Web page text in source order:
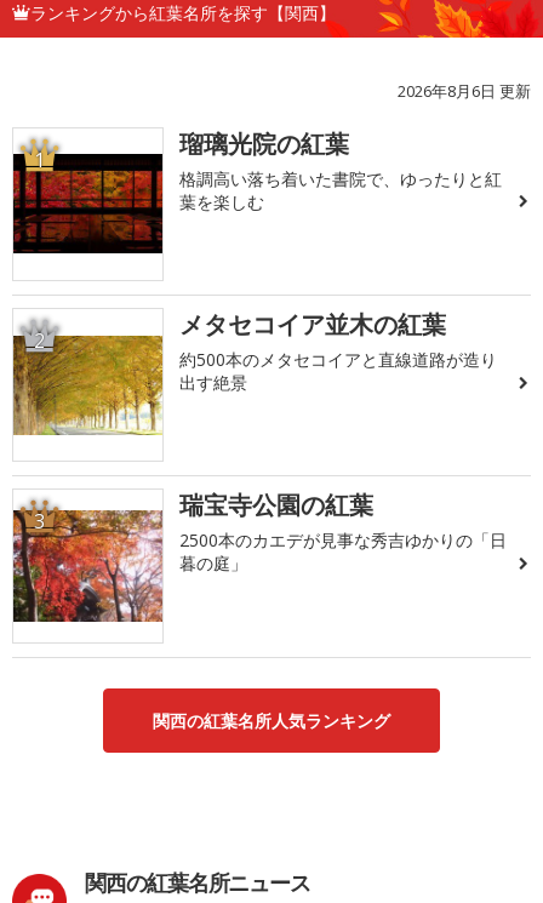
ランキングから紅葉名所を探す【関西】
2026年8月6日 更新
1 瑠璃光院の紅葉
格調高い落ち着いた書院で、ゆったりと紅
葉を楽しむ
2 メタセコイア並木の紅葉
約500本のメタセコイアと直線道路が造り
出す絶景
3 瑞宝寺公園の紅葉
2500本のカエデが見事な秀吉ゆかりの「日
暮の庭」
関西の紅葉名所人気ランキング
関西の紅葉名所ニュース